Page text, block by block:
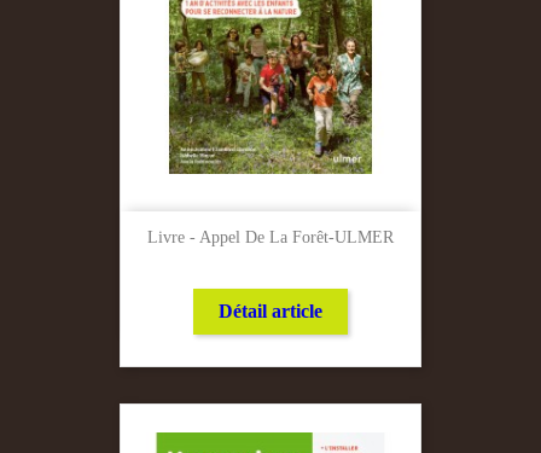
Livre - Appel De La Forêt-ULMER
Détail article